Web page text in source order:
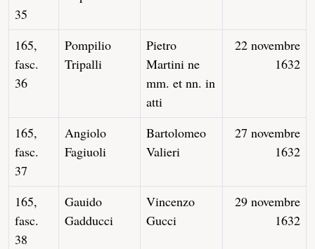
35
165,
fasc.
36
Pompilio
Tripalli
Pietro
Martini ne
mm. et nn. in
atti
22 novembre
1632
165,
fasc.
37
Angiolo
Fagiuoli
Bartolomeo
Valieri
27 novembre
1632
165,
fasc.
38
Gauido
Gadducci
Vincenzo
Gucci
29 novembre
1632